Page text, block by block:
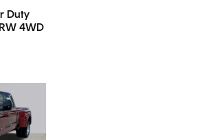
Duty
4WD